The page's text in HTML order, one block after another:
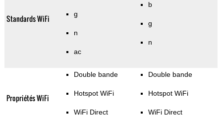
Standards WiFi g
n
ac
b
g
n
Propriétés WiFi
Double bande
Hotspot WiFi
WiFi Direct
Double bande
Hotspot WiFi
WiFi Direct